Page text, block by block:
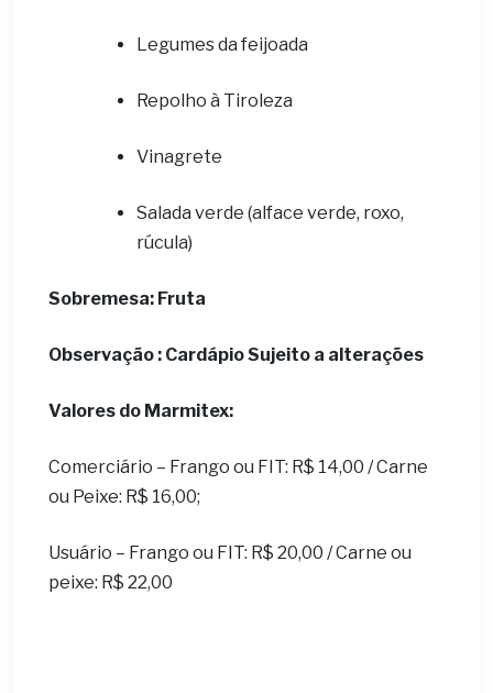
Legumes da feijoada
Repolho à Tiroleza
Vinagrete
Salada verde (alface verde, roxo,
rúcula)
Sobremesa: Fruta
Observação : Cardápio Sujeito a alterações
Valores do Marmitex:
Comerciário – Frango ou FIT: R$ 14,00 / Carne
ou Peixe: R$ 16,00;
Usuário – Frango ou FIT: R$ 20,00 / Carne ou
peixe: R$ 22,00